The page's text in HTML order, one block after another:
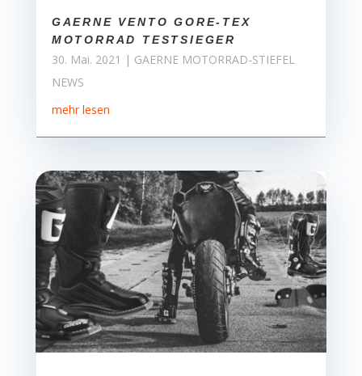
GAERNE VENTO GORE-TEX
MOTORRAD TESTSIEGER
30. Mai. 2021 | GAERNE MOTORRAD-STIEFEL
NEWS
mehr lesen